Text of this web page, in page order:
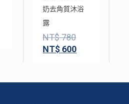
奶去角質沐浴
露
NT$780
NT$ 600